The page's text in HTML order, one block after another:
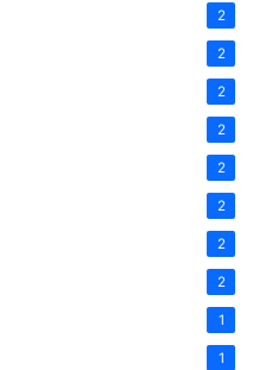
2
2
2
2
2
2
2
2
1
1